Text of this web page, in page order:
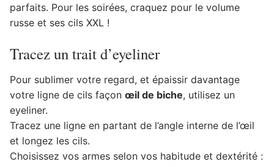
parfaits. Pour les soirées, craquez pour le volume
russe et ses cils XXL !
Tracez un trait d’eyeliner
Pour sublimer votre regard, et épaissir davantage
votre ligne de cils façon œil de biche, utilisez un
eyeliner.
Tracez une ligne en partant de l’angle interne de l’œil
et longez les cils.
Choisissez vos armes selon vos habitude et dextérité :